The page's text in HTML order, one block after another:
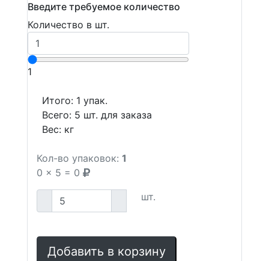
Введите требуемое количество
Количество в шт.
1
Итого: 1 упак.
Всего: 5 шт. для заказа
Вес: кг
Кол-во упаковок: 1
0 x 5 = 0
шт.
Добавить в корзину